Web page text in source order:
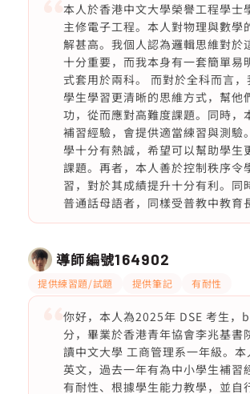
本人於香港中文大學榮譽工程學士
主修電子工程。本人對物理與數學
解甚高。我個人認為邏輯思維對於
十分重要，而我本身有一套簡單易
式套用於兩科。 而對於全科而言，
學生學習更清晰的思維方式，幫他
功，從而應對高難度課題。同時，
補習經驗，會提供適當練習與測驗
學十分有熱誠，希望可以幫助學生
課題。再者，本人善於控制秩序令
習，對於其成績提升十分有利。同
普通話母語者，同樣受普教中教育
導師編號164902
提供練習題/試題 提供筆記 有耐性
你好，本人為2025年 DSE 考生，
分，畢業於香港青年協會李兆基書
讀中文大學 工商管理系一年級。
英文，過去一年有為中小學生補習
有耐性、根據學生能力教學，並自